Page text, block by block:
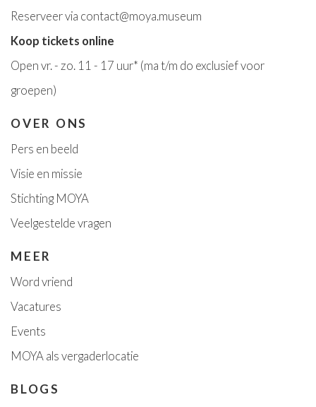
Reserveer via contact@moya.museum
Koop tickets online
Open vr. - zo. 11 - 17 uur* (ma t/m do exclusief voor
groepen)
OVER ONS
Pers en beeld
Visie en missie
Stichting MOYA
Veelgestelde vragen
MEER
Word vriend
Vacatures
Events
MOYA als vergaderlocatie
BLOGS